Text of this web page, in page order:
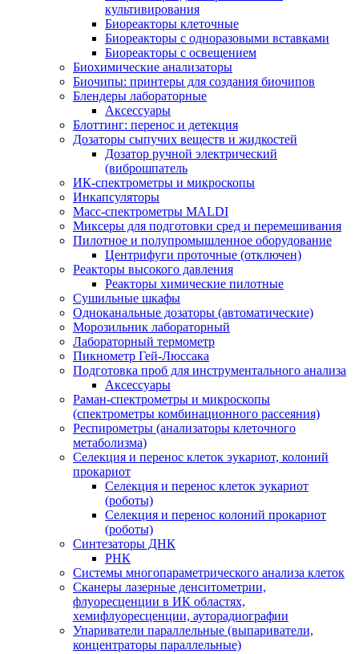
культивирования
Биореакторы клеточные
Биореакторы с одноразовыми вставками
Биореакторы с освещением
Биохимические анализаторы
Биочипы: принтеры для создания биочипов
Блендеры лабораторные
Аксессуары
Блоттинг: перенос и детекция
Дозаторы сыпучих веществ и жидкостей
Дозатор ручной электрический
(виброшпатель
ИК-спектрометры и микроскопы
Инкапсуляторы
Масс-спектрометры MALDI
Миксеры для подготовки сред и перемешивания
Пилотное и полупромышленное оборудование
Центрифуги проточные (отключен)
Реакторы высокого давления
Реакторы химические пилотные
Сушильные шкафы
Одноканальные дозаторы (автоматические)
Морозильник лабораторный
Лабораторный термометр
Пикнометр Гей-Люссака
Подготовка проб для инструментального анализа
Аксессуары
Раман-спектрометры и микроскопы
(спектрометры комбинационного рассеяния)
Респирометры (анализаторы клеточного
метаболизма)
Селекция и перенос клеток эукариот, колоний
прокариот
Селекция и перенос клеток эукариот
(роботы)
Селекция и перенос колоний прокариот
(роботы)
Синтезаторы ДНК
РНК
Системы многопараметрического анализа клеток
Сканеры лазерные денситометрии,
флуоресценции в ИК областях,
хемифлуоресценции, ауторадиографии
Упариватели параллельные (выпариватели,
концентраторы параллельные)